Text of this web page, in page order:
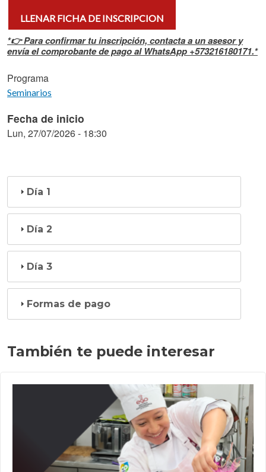
LLENAR FICHA DE INSCRIPCION
*👉 Para confirmar tu inscripción, contacta a un asesor y
envía el comprobante de pago al WhatsApp +573216180171.*
Programa
Seminarios
Fecha de inicio
Lun, 27/07/2026 - 18:30
Día 1
Día 2
Día 3
Formas de pago
También te puede interesar